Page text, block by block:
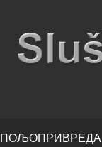
ПОЉОПРИВРЕДА